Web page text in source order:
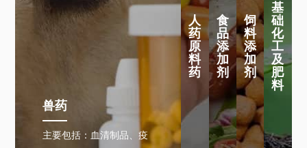
兽药
主要包括：血清制品、疫
人
药
原
料
药
食
品
添
加
剂
饲
料
添
加
剂
基
础
化
工
及
肥
料